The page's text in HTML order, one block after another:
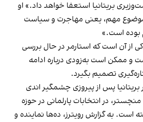
بریتانیا استعفا خواهد داد.» او
موضوع مهم، یعنی مهاجرت و سیاست
بوده است.»
از آن است که استارمر در حال بررسی
و ممکن است به‌زودی درباره ادامه
تصمیم بگیرد.
پس از پیروزی چشمگیر اندی
در انتخابات پارلمانی در حوزه
است. به گزارش رویترز، ده‌ها نماینده و